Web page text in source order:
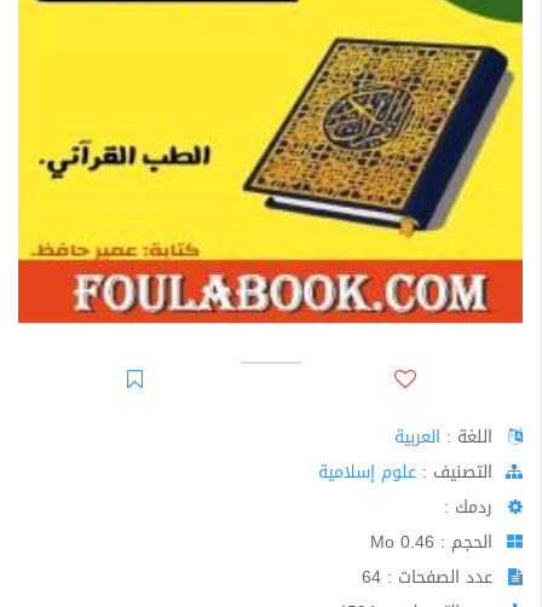
اللغة : العربية
اﻟﺘﺼﻨﻴﻒ : علوم إسلامية
ردمك :
الحجم : 0.46 Mo
عدد الصفحات : 64